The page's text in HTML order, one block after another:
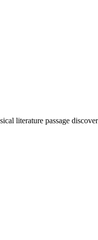
literature passage